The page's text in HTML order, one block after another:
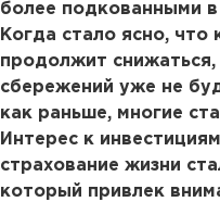
более подкованными
Когда стало ясно, что
продолжит
сбережений уже не
как раньше, многие
Интерес к
страхование жизни
который привлек